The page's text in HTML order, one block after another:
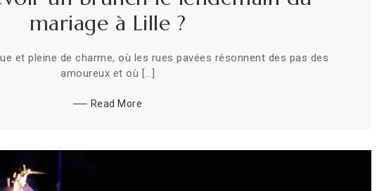
mariage à Lille ?
et pleine de charme, où les rues pavées résonnent des pas des
amoureux et où […]
Read More